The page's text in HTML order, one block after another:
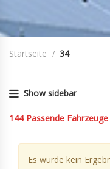
Startseite 34
Show sidebar
144 Passende Fahrzeuge
Es wurde kein